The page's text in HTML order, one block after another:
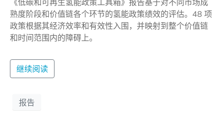
《低碳和可再生氢能政策工具箱》报告基于对不同市场成
熟度阶段和价值链各个环节的氢能政策绩效的评估。48 项
政策根据其经济效率和有效性入围，并映射到整个价值链
和时间范围内的障碍上。
继续阅读
报告